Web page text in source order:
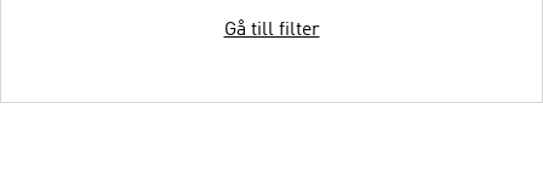
Gå till filter